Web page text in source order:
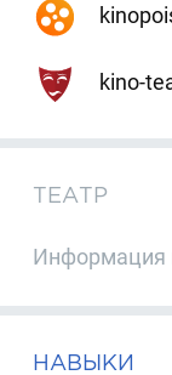
kino-
ТЕАТР
Информация
НАВЫКИ